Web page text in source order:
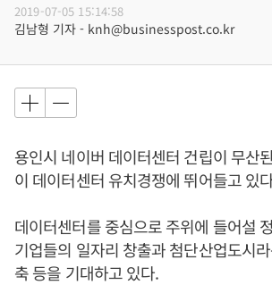
2019-07-05 15:14:58
김남형 기자 - knh@businesspost.co.kr
용인시 네이버 데이터센터 건립이 무산
이 데이터센터 유치경쟁에 뛰어들고 있
데이터센터를 중심으로 주위에 들어설
기업들의 일자리 창출과 첨단산업도시
축 등을 기대하고 있다.